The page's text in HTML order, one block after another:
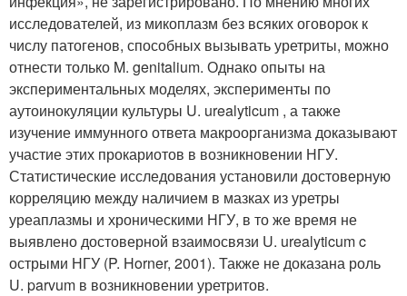
исследователей, из микоплазм без всяких оговорок к
числу патогенов, способных вызывать уретриты, можно
отнести только M. genitalium. Однако опыты на
экспериментальных моделях, эксперименты по
аутоинокуляции культуры U. urealyticum , а также
изучение иммунного ответа макроорганизма доказывают
участие этих прокариотов в возникновении НГУ.
Статистические исследования установили достоверную
корреляцию между наличием в мазках из уретры
уреаплазмы и хроническими НГУ, в то же время не
выявлено достоверной взаимосвязи U. urealyticum c
острыми НГУ (P. Horner, 2001). Также не доказана роль
U. parvum в возникновении уретритов.